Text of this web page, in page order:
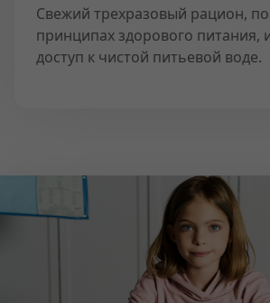
Свежий трехразовый рацион,
принципах здорового питания,
доступ к чистой питьевой воде.